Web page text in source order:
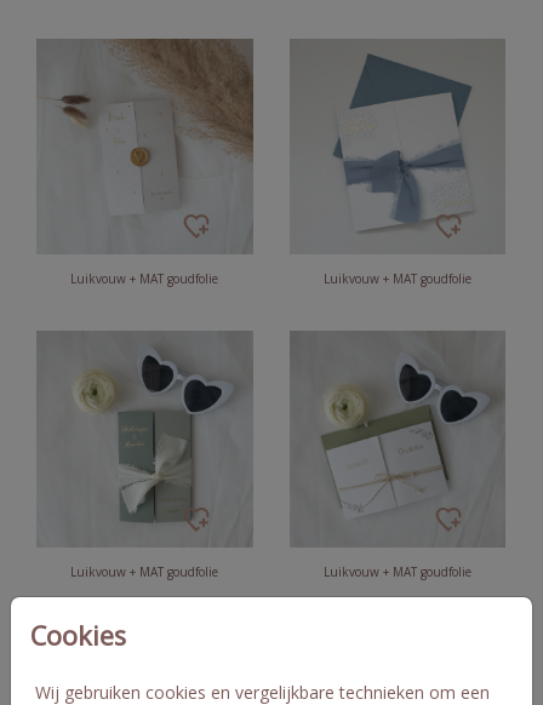
Cookies
Wij gebruiken cookies en vergelijkbare technieken om een
Luikvouw + MAT goudfolie Luikvouw + MAT goudfolie
Luikvouw + MAT goudfolie Luikvouw + MAT goudfolie